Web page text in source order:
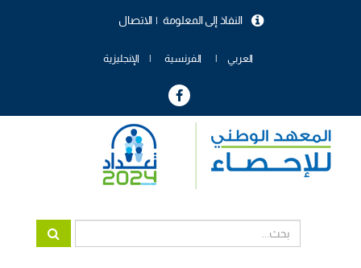
الاتصال النفاذ إلى المعلومة
العربي الفرنسية الإنجليزية